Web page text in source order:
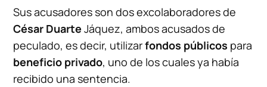
Sus acusadores son dos excolaboradores de
César Duarte Jáquez, ambos acusados ​​de
peculado, es decir, utilizarfondos públicos para
beneficio privado, uno de los cuales ya había
recibido una sentencia.